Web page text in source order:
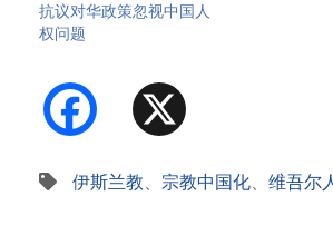
抗议对华政策忽视中国人
权问题
Facebook
伊斯兰教、 宗教中国化、 维吾尔